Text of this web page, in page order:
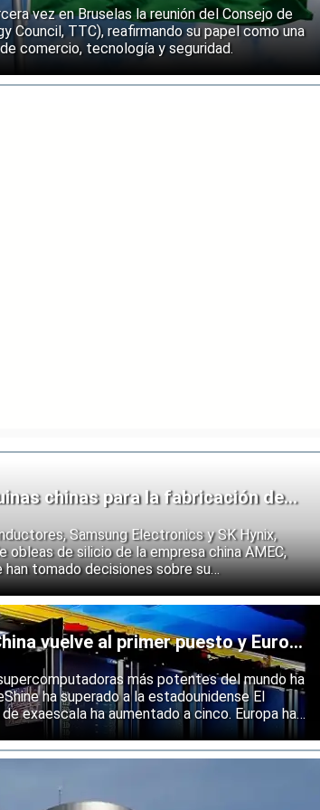
vez en Bruselas la reunión del Consejo de
Council, TTC), reafirmando su papel como una
comercio, tecnología y seguridad.
chinas para la fabricación de
Samsung Electronics y SK Hynix,
de silicio de la empresa china AMEC,
tomado decisiones sobre su
coreanos muestran que se están preparando
de las restricciones estadounidenses a la
vuelve al primer puesto y Europa
más potentes del mundo ha
ha superado a la estadounidense El
exaescala ha aumentado a cinco. Europa ha
mundiales en computación de alto